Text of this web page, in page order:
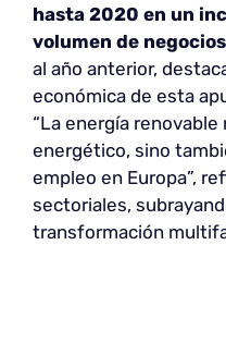
hasta 2020 en un
volumen de
al año anterior,
económica de esta
“La energía
energético, sino
empleo en Europa”,
sectoriales,
transformación